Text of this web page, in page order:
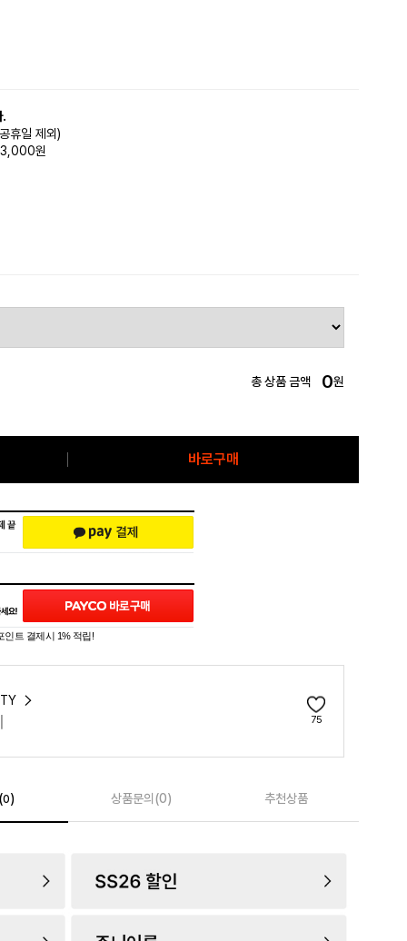
.
휴일 제외)
원
총 상품 금액 0원
바로구매
인트 결제시 1% 적립!
75
0) 상품문의(0) 추천상품